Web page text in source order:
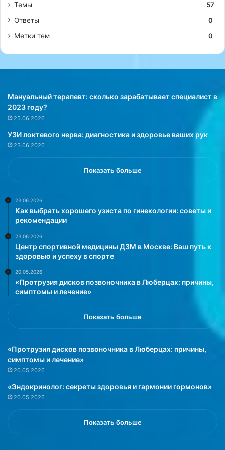
Темы
57
Ответы
0
Метки тем
0
Мануальный терапевт: сколько зарабатывает специалист в
2023 году?
25.06.2026
УЗИ локтевого нерва: диагностика и здоровье ваших рук
23.06.2026
Показать больше
23.06.2026
Как выбрать хорошего узиста по гинекологии: советы и
рекомендации
23.06.2026
Центр спортивной медицины ДЗМ в Москве: Ваш путь к
здоровью и успеху в спорте
20.05.2026
«Протрузия дисков позвоночника в Люберцах: причины,
симптомы и лечение»
Показать больше
«Протрузия дисков позвоночника в Люберцах: причины,
симптомы и лечение»
20.05.2026
«Эндокринолог: секреты здоровья и гармонии гормонов»
20.05.2026
Показать больше